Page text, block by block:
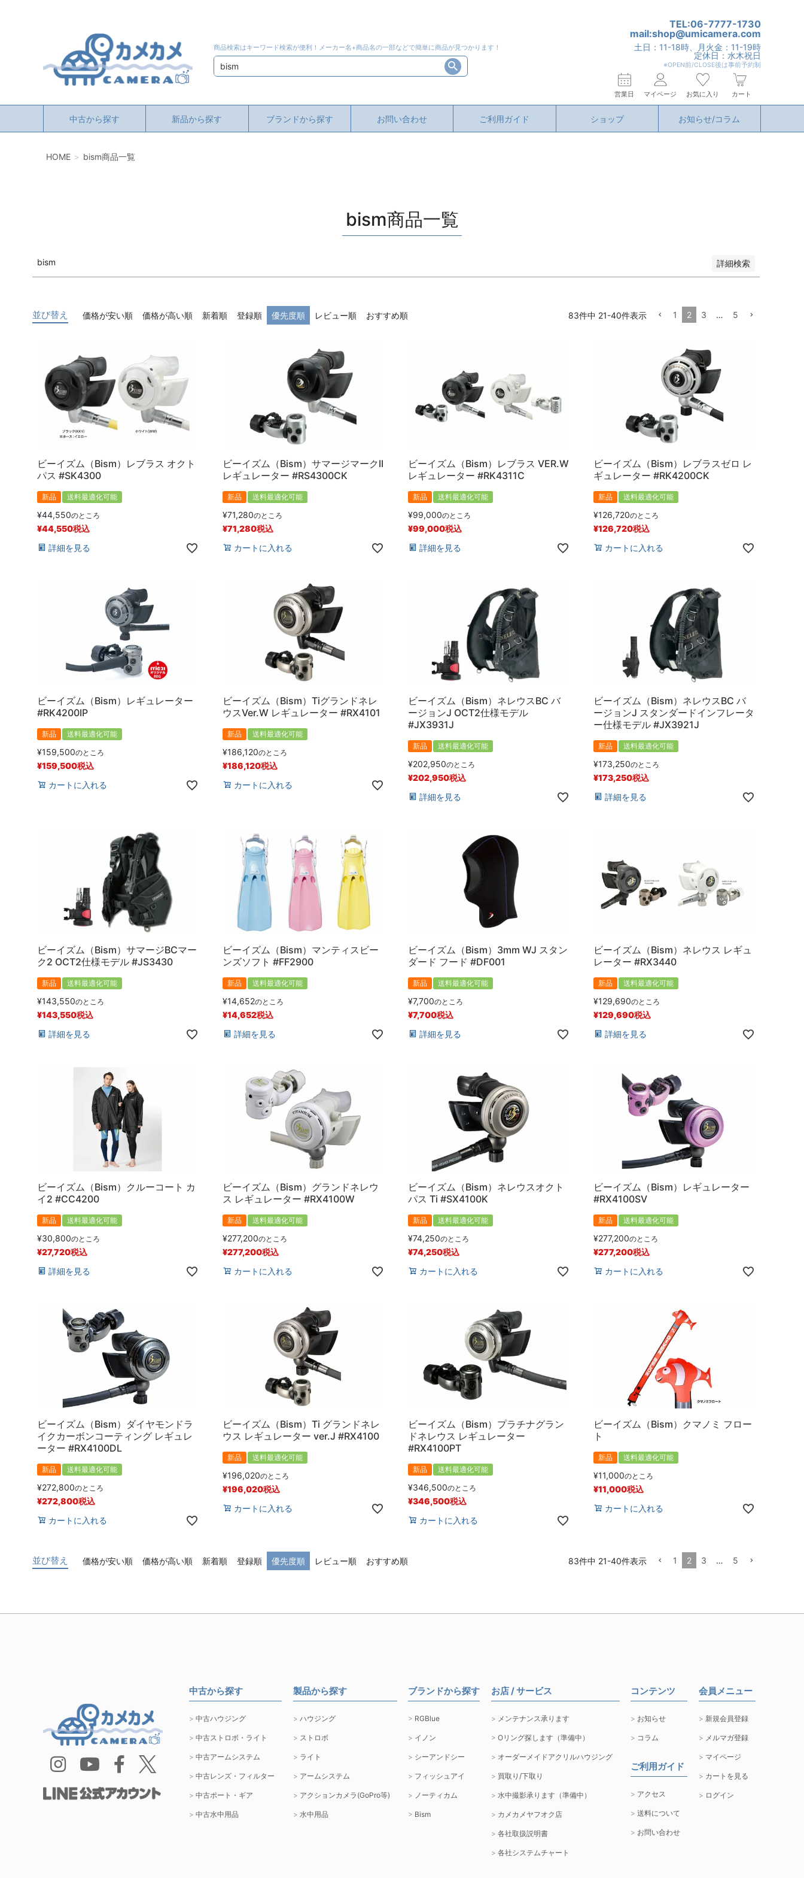
商品検索はキーワード検索が便利！メーカー名+商品名の一部などで簡単に商品が見つかります！
検索
TEL:06-7777-1730
mail:shop@umicamera.com
土日：11-18時、月火金：11-19時
定休日：水木祝日
※OPEN前/CLOSE後は事前予約制
営業日 マイページ お気に入り カート
中古から探す 新品から探す ブランドから探す お問い合わせ ご利用ガイド ショップ お知らせ/コラム
HOME bism商品一覧
bism商品一覧
bism 詳細検索
商品タグ
新品
中古
予約商品のみを表示
レビュー順
検索
並び替え 価格が安い順 価格が高い順 新着順 登録順 優先度順 レビュー順 おすすめ順 83件中 21-40件表示 1 2 3 … 5
ビーイズム（Bism）レブラス オクト
パス #SK4300
新品 送料最適化可能
¥44,550のところ
¥44,550税込
詳細を見る
ビーイズム（Bism）サマージマークII
レギュレーター #RS4300CK
新品 送料最適化可能
¥71,280のところ
¥71,280税込
カートに入れる
ビーイズム（Bism）レブラス VER.W
レギュレーター #RK4311C
新品 送料最適化可能
¥99,000のところ
¥99,000税込
詳細を見る
ビーイズム（Bism）レブラスゼロ レ
ギュレーター #RK4200CK
新品 送料最適化可能
¥126,720のところ
¥126,720税込
カートに入れる
ビーイズム（Bism）レギュレーター
#RK4200IP
新品 送料最適化可能
¥159,500のところ
¥159,500税込
カートに入れる
ビーイズム（Bism）Tiグランドネレ
ウスVer.W レギュレーター #RX4101
新品 送料最適化可能
¥186,120のところ
¥186,120税込
カートに入れる
ビーイズム（Bism）ネレウスBC バ
ージョンJ OCT2仕様モデル
#JX3931J
新品 送料最適化可能
¥202,950のところ
¥202,950税込
詳細を見る
ビーイズム（Bism）ネレウスBC バ
ージョンJ スタンダードインフレータ
ー仕様モデル #JX3921J
新品 送料最適化可能
¥173,250のところ
¥173,250税込
詳細を見る
ビーイズム（Bism）サマージBCマー
ク2 OCT2仕様モデル #JS3430
新品 送料最適化可能
¥143,550のところ
¥143,550税込
詳細を見る
ビーイズム（Bism）マンティスビー
ンズソフト #FF2900
新品 送料最適化可能
¥14,652のところ
¥14,652税込
詳細を見る
ビーイズム（Bism）3mm WJ スタン
ダード フード #DF001
新品 送料最適化可能
¥7,700のところ
¥7,700税込
詳細を見る
ビーイズム（Bism）ネレウス レギュ
レーター #RX3440
新品 送料最適化可能
¥129,690のところ
¥129,690税込
詳細を見る
ビーイズム（Bism）クルーコート カ
イ2 #CC4200
新品 送料最適化可能
¥30,800のところ
¥27,720税込
詳細を見る
ビーイズム（Bism）グランドネレウ
ス レギュレーター #RX4100W
新品 送料最適化可能
¥277,200のところ
¥277,200税込
カートに入れる
ビーイズム（Bism）ネレウスオクト
パス Ti #SX4100K
新品 送料最適化可能
¥74,250のところ
¥74,250税込
カートに入れる
ビーイズム（Bism）レギュレーター
#RX4100SV
新品 送料最適化可能
¥277,200のところ
¥277,200税込
カートに入れる
ビーイズム（Bism）ダイヤモンドラ
イクカーボンコーティング レギュレ
ーター #RX4100DL
新品 送料最適化可能
¥272,800のところ
¥272,800税込
カートに入れる
ビーイズム（Bism）Ti グランドネレ
ウス レギュレーター ver.J #RX4100
新品 送料最適化可能
¥196,020のところ
¥196,020税込
カートに入れる
ビーイズム（Bism）プラチナグラン
ドネレウス レギュレーター
#RX4100PT
新品 送料最適化可能
¥346,500のところ
¥346,500税込
カートに入れる
ビーイズム（Bism）クマノミ フロー
ト
新品 送料最適化可能
¥11,000のところ
¥11,000税込
カートに入れる
並び替え 価格が安い順 価格が高い順 新着順 登録順 優先度順 レビュー順 おすすめ順 83件中 21-40件表示 1 2 3 … 5
中古から探す
中古ハウジング
中古ストロボ・ライト
中古アームシステム
中古レンズ・フィルター
中古ポート・ギア
中古水中用品
製品から探す
ハウジング
ストロボ
ライト
アームシステム
アクションカメラ(GoPro等)
水中用品
ブランドから探す
RGBlue
イノン
シーアンドシー
フィッシュアイ
ノーティカム
Bism
お店 / サービス
メンテナンス承ります
Oリング探します（準備中）
オーダーメイドアクリルハウジング
買取り/下取り
水中撮影承ります（準備中）
カメカメヤフオク店
各社取扱説明書
各社システムチャート
コンテンツ
お知らせ
コラム
ご利用ガイド
アクセス
送料について
お問い合わせ
会員メニュー
新規会員登録
メルマガ登録
マイページ
カートを見る
ログイン